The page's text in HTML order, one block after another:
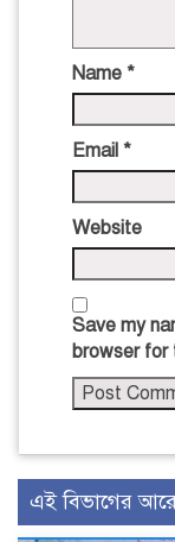
Name *
Email *
Website
Save my
browser for
এই বিভাগের